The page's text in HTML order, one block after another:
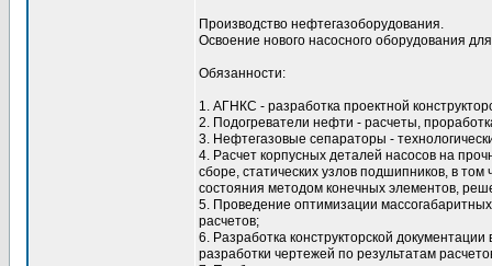
Производство нефтегазоборудования.
Освоение нового насосного оборудования
Обязанности:
1. АГНКС - разработка проектной
2. Подогреватели нефти - расчеты,
3. Нефтегазовые сепараторы -
4. Расчет корпусных деталей насосов на
сборе, статических узлов подшипников, в
состояния методом конечных элементов,
5. Проведение оптимизации
расчетов;
6. Разработка конструкторской
разработки чертежей по результатам